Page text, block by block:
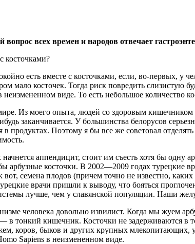
всех времен и народов отвечает
есть вместе с косточками, если, во-первых,
мало косточек. Тогда риск повредить
виде. То есть небольшое количество
Из моего опыта, людей со здоровым кишечником
заканчивается. У большинства белорусов
в продуктах. Поэтому я бы все же советовал
аппендицит, стоит им съесть хотя бы
арбузные косточки. В 2002—2009 годах турецкие
вот, семена плодов (причем точно не известно,
врачи пришли к выводу, что бояться
лучше, чем у славянской популяции. Наши
человека довольно извилист. Когда мы жуем
в тонкий кишечник. Косточки не задерживаются в
коров, быков и других крупных млекопитающих,
Sapiens в неизмененном виде.